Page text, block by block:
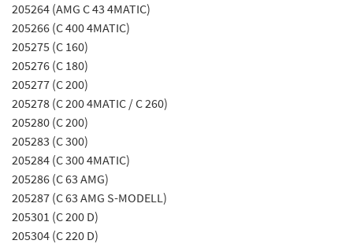
205264 (AMG C 43 4MATIC)
205266 (C 400 4MATIC)
205275 (C 160)
205276 (C 180)
205277 (C 200)
205278 (C 200 4MATIC / C 260)
205280 (C 200)
205283 (C 300)
205284 (C 300 4MATIC)
205286 (C 63 AMG)
205287 (C 63 AMG S-MODELL)
205301 (C 200 D)
205304 (C 220 D)